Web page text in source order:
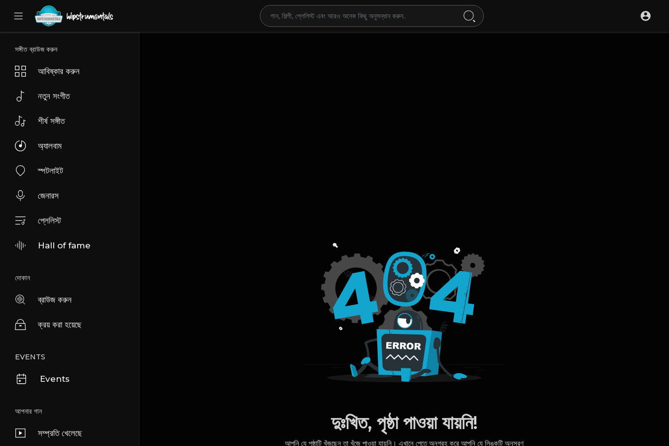
UA-36237165-1
সঙ্গীত ব্রাউজ করুন
আবিষ্কার করুন
নতুন সংগীত
শীর্ষ সঙ্গীত
অ্যালবাম
স্পটলাইট
জেনারস
প্লেলিস্ট
Hall of fame
দোকান
ব্রাউজ করুন
ক্রয় করা হয়েছে
EVENTS
Events
আপনার গান
সম্প্রতি খেলেছে দুঃখিত, পৃষ্ঠা পাওয়া যায়নি!
আপনি যে পৃষ্ঠাটি খুঁজছেন তা খুঁজে পাওয়া যায়নি। এখানে পেতে অনুগ্রহ করে আপনি যে লিঙ্কটি অনুসরণ